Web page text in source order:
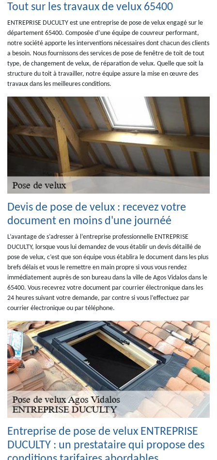
Tout sur les travaux de velux 65400
ENTREPRISE DUCULTY est une entreprise de pose de velux engagé sur le
département 65400. Composée d’une équipe de couvreur performant,
notre société apporte les interventions nécessaires dont chacun des clients
a besoin. Nous fournissons des services de pose de fenêtre de toit de tout
type, de changement de velux, de réparation de velux. Quelle que soit la
structure du toit à travailler, notre équipe assure la mise en œuvre des
travaux dans les meilleures conditions.
Devis de pose de velux : recevez votre
document en moins d'une journéé
L’avantage de s’adresser à l’entreprise professionnelle ENTREPRISE
DUCULTY, lorsque vous lui demandez de vous établir un devis détaillé de
pose de velux, c’est que son équipe vous établira le document dans les plus
brefs délais et vous le remettre en main propre si vous vous rendez
immédiatement auprès de son bureau dans la ville de Agos Vidalos dans le
65400. Vous recevrez votre document par courrier électronique dans les
24 heures suivant votre demande, par contre si vous l’effectuez par
courrier électronique ou par téléphone.
Entreprise de pose de velux ENTREPRISE
DUCULTY : un prestataire qui propose des